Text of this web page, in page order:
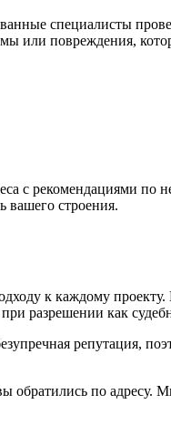
специалисты
или повреждения,
с рекомендациями по
вашего строения.
к каждому
разрешении как
репутация,
обратились по адресу.